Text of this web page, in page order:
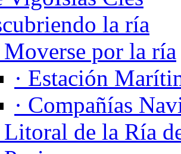
la ría
Moverse por la ría
· Estación
· Compañías
Litoral de la Ría